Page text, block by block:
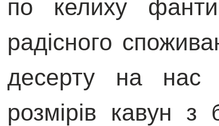
по келиху
радісного
десерту на нас
розмірів кавун